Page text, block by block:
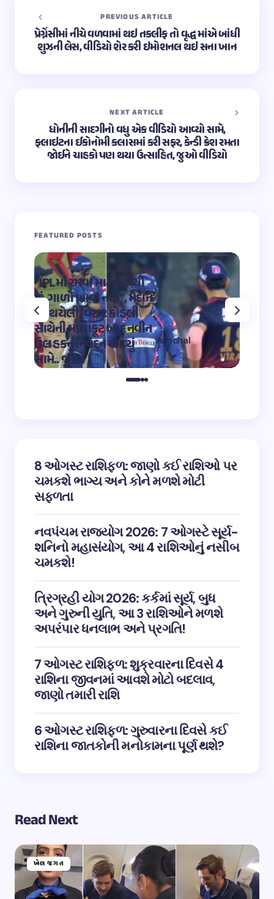
PREVIOUS ARTICLE
પ્રેગ્નેંસીમાં નીચે વળવામાં થઇ તકલીફ તો વૃદ્ધ માંએ બાંધી
શુઝની લેસ, વીડિયો શેર કરી ઇમોશનલ થઇ સના ખાન
NEXT ARTICLE
ધોનીની સાદગીનો વધુ એક વીડિયો આવ્યો સામે,
ફ્લાઇટના ઈકોનોમી ક્લાસમાં કરી સફર, કેન્ડી ક્રેશ રમતા
જોઈને ચાહકો પણ થયા ઉત્સાહિત, જુઓ વીડિયો
FEATURED POSTS
“IPLમાં રમવા માટે આવ્યો
છું, ગાળો ખાવા નહીં”, મેદાન
પર થયેલી વિરાટ કોહલી
સાથેની માથાકૂટ બાદ નવીન
ઉલ હકનું નિવેદન આવ્યું
સામે.. જુઓ
Aanchal
on 12:32 pm May 4,
2023
8 ઓગસ્ટ રાશિફળ: જાણો કઈ રાશિઓ પર
ચમકશે ભાગ્ય અને કોને મળશે મોટી
સફળતા
નવપંચમ રાજયોગ 2026: 7 ઓગસ્ટે સૂર્ય-
શનિનો મહાસંયોગ, આ 4 રાશિઓનું નસીબ
ચમકશે!
ત્રિગ્રહી યોગ 2026: કર્કમાં સૂર્ય, બુધ
અને ગુરુની યુતિ, આ 3 રાશિઓને મળશે
અપરંપાર ધનલાભ અને પ્રગતિ!
7 ઓગસ્ટ રાશિફળ: શુક્રવારના દિવસે 4
રાશિના જીવનમાં આવશે મોટો બદલાવ,
જાણો તમારી રાશિ
6 ઓગસ્ટ રાશિફળ: ગુરુવારના દિવસે કઈ
રાશિના જાતકોની મનોકામના પૂર્ણ થશે?
Read Next
ખેલ જગત